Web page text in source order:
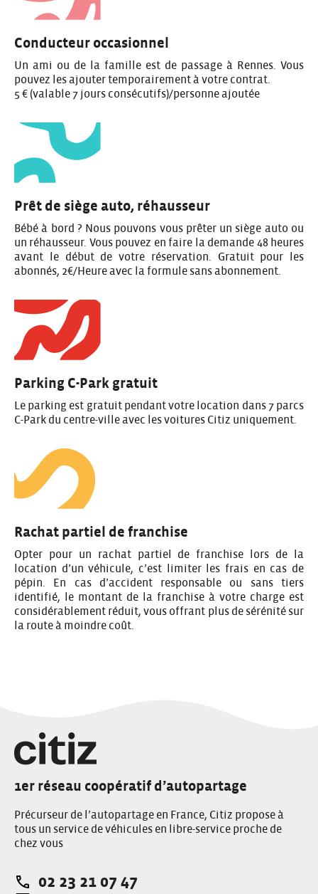
Conducteur occasionnel
Un ami ou de la famille est de passage à Rennes. Vous
pouvez les ajouter temporairement à votre contrat.
5 € (valable 7 jours consécutifs)/personne ajoutée
Prêt de siège auto, réhausseur
Bébé à bord ? Nous pouvons vous prêter un siège auto ou
un réhausseur. Vous pouvez en faire la demande 48 heures
avant le début de votre réservation. Gratuit pour les
abonnés, 2€/Heure avec la formule sans abonnement.
Parking C-Park gratuit
Le parking est gratuit pendant votre location dans 7 parcs
C-Park du centre-ville avec les voitures Citiz uniquement.
Rachat partiel de franchise
Opter pour un rachat partiel de franchise lors de la
location d’un véhicule, c’est limiter les frais en cas de
pépin. En cas d’accident responsable ou sans tiers
identifié, le montant de la franchise à votre charge est
considérablement réduit, vous offrant plus de sérénité sur
la route à moindre coût.
1er réseau coopératif d’autopartage
Précurseur de l’autopartage en France, Citiz propose à
tous un service de véhicules en libre-service proche de
chez vous
Téléphone:
02 23 21 07 47